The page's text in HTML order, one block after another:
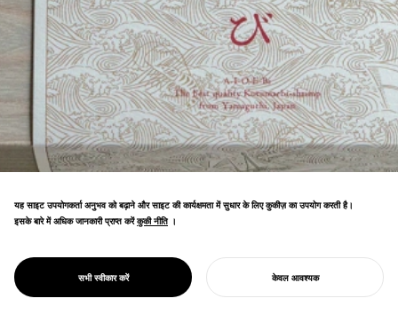
PROJECT
AIOEBI
प्रौद्योगिकी की जन्मस्थली और इसकी अग्रणी विरासत का
यह साइट उपयोगकर्ता अनुभव को बढ़ाने और साइट की कार्यक्षमता में सुधार के लिए कुकीज़ का उपयोग करती है।
इसके बारे में अधिक जानकारी प्राप्त करें कुकी नीति
कुकी नीति ।
सभी स्वीकार करें केवल आवश्यक